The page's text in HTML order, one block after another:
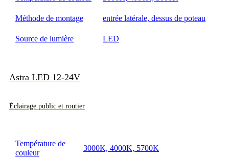
Méthode de montage entrée latérale, dessus de poteau
Source de lumière LED
Astra LED 12-24V
Éclairage public et routier
Température de
couleur
3000K, 4000K, 5700K